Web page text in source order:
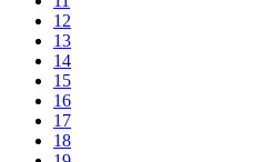
12
13
14
15
16
17
18